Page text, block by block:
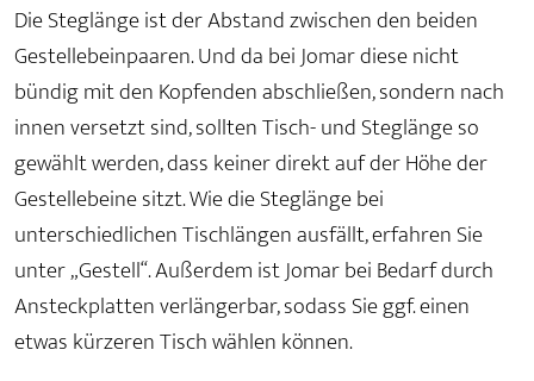
Die Steglänge ist der Abstand zwischen den beiden
Gestellebeinpaaren. Und da bei Jomar diese nicht
bündig mit den Kopfenden abschließen, sondern nach
innen versetzt sind, sollten Tisch- und Steglänge so
gewählt werden, dass keiner direkt auf der Höhe der
Gestellebeine sitzt. Wie die Steglänge bei
unterschiedlichen Tischlängen ausfällt, erfahren Sie
unter „Gestell“. Außerdem ist Jomar bei Bedarf durch
Ansteckplatten verlängerbar, sodass Sie ggf. einen
etwas kürzeren Tisch wählen können.